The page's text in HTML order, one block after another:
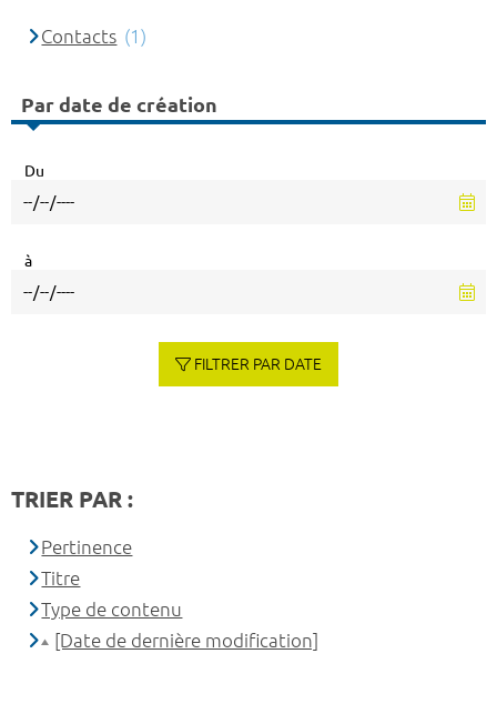
Contacts (1)
Par date de création
Du
à
FILTRER PAR DATE
TRIER PAR :
Pertinence
Titre
Type de contenu
[Date de dernière modification]